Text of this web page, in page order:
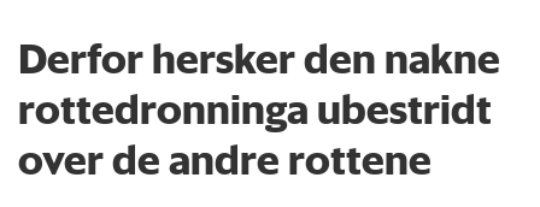
Derfor hersker den nakne
rottedronninga ubestridt
over de andre rottene